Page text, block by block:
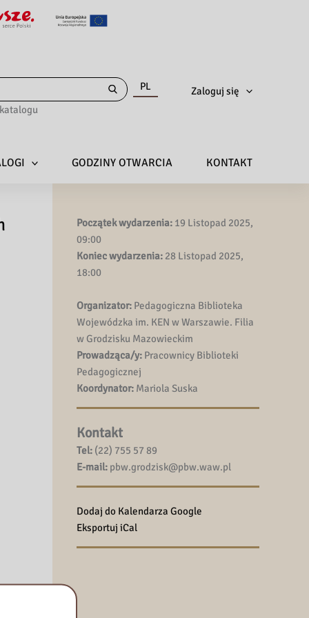
PL Zaloguj się
GODZINY OTWARCIA KONTAKT
oraz
Początek wydarzenia: 19 Listopad 2025,
09:00
Koniec wydarzenia: 28 Listopad 2025,
18:00
Organizator: Pedagogiczna Biblioteka
Wojewódzka im. KEN w Warszawie. Filia
w Grodzisku Mazowieckim
Prowadząca/y: Pracownicy Biblioteki
Pedagogicznej
Koordynator: Mariola Suska
Kontakt
Tel: (22) 755 57 89
E-mail: pbw.grodzisk@pbw.waw.pl
Dodaj do Kalendarza Google
Eksportuj iCal